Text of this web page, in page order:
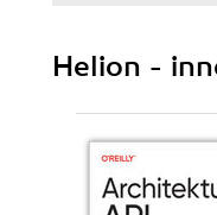
Katalog
Ciągła
Jak
Helion -